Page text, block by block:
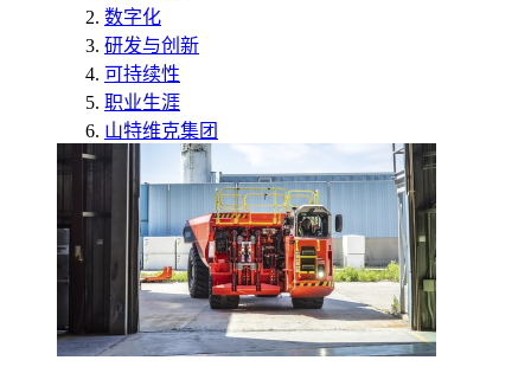
数字化
研发与创新
可持续性
职业生涯
山特维克集团